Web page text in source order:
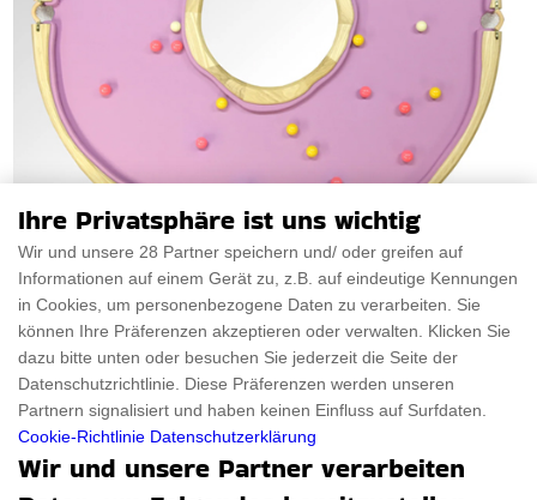
Doughnut Billard Tisch
Der Doughnut Billard Tisch ist eine ansprechende und süße
Mischung aus Kunstfertigkeit und Freizei
Ihre Privatsphäre ist uns wichtig
Wir und unsere 28 Partner speichern und/ oder greifen auf
Informationen auf einem Gerät zu, z.B. auf eindeutige Kennungen
in Cookies, um personenbezogene Daten zu verarbeiten. Sie
können Ihre Präferenzen akzeptieren oder verwalten. Klicken Sie
dazu bitte unten oder besuchen Sie jederzeit die Seite der
Datenschutzrichtlinie. Diese Präferenzen werden unseren
Partnern signalisiert und haben keinen Einfluss auf Surfdaten.
Cookie-Richtlinie Datenschutzerklärung
Wir und unsere Partner verarbeiten